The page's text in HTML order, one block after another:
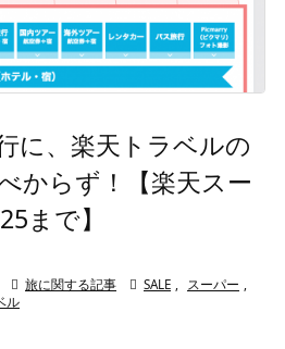
に、楽天トラベルの
からず！【楽天スー
まで】
 旅に関する記事  SALE , スーパー ,
ル